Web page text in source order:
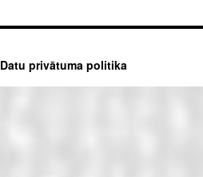
Datu privātuma politika